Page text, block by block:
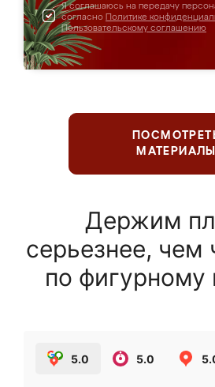
Я соглашаюсь на передачу
согласно Политике
Пользовательскому соглашению
МАТЕРИАЛЫ
Держим
серьезнее,
по фигурному
5.0 5.0